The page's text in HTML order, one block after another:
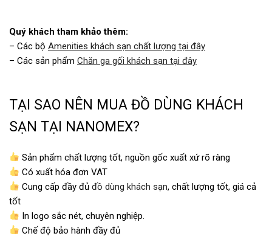
Quý khách tham khảo thêm:
– Các bộ Amenities khách sạn chất lượng tại đây
– Các sản phẩm Chăn ga gối khách sạn tại đây
TẠI SAO NÊN MUA ĐỒ DÙNG KHÁCH
SẠN TẠI NANOMEX?
Sản phẩm chất lượng tốt, nguồn gốc xuất xứ rõ ràng
Có xuất hóa đơn VAT
Cung cấp đầy đủđồ dùng khách sạn, chất lượng tốt, giá cả
tốt
In logo sắc nét, chuyên nghiệp.
Chế độ bảo hành đầy đủ